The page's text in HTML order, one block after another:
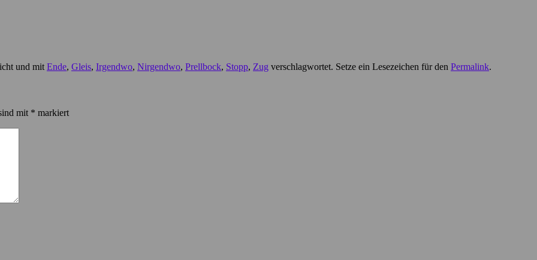
und mit Ende, Gleis, Irgendwo, Nirgendwo, Prellbock, Stopp, Zug verschlagwortet. Setze ein Lesezeichen für den Permalink.
mit * markiert